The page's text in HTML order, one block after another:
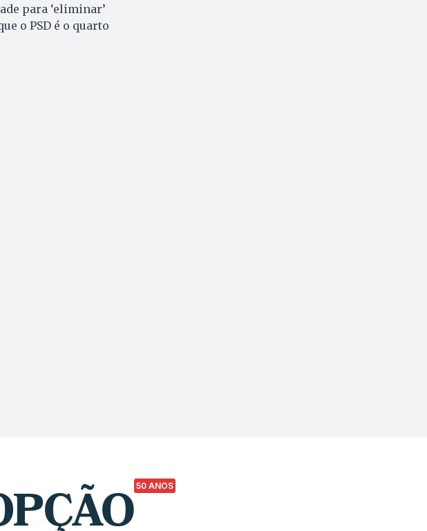
para ‘eliminar’
o PSD é o quarto
50 ANOS